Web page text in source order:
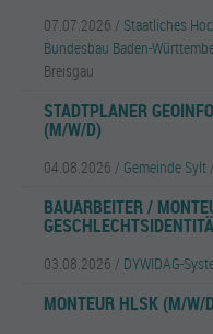
07.07.2026 / Staatliches
Bundesbau Baden-
Breisgau
STADTPLANER
(M/W/D)
04.08.2026 / Gemeinde Sylt
BAUARBEITER /
03.08.2026 / DYWIDAG-
MONTEUR HLSK (M/W/